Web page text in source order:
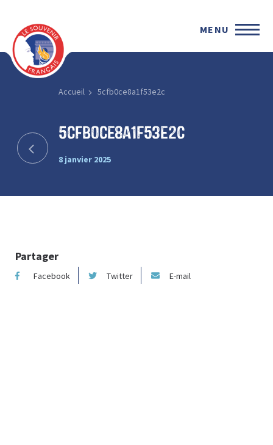
MENU
Accueil 5cfb0ce8a1f53e2c
5cfb0ce8a1f53e2c
8 janvier 2025
Partager
Facebook Twitter E-mail